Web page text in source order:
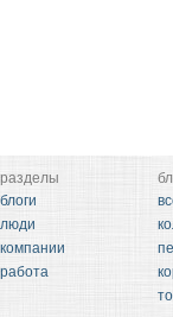
разделы
блоги
люди
компании
работа